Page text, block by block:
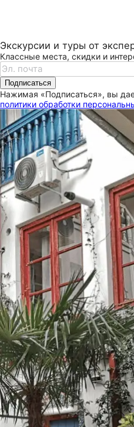
Экскурсии и туры от
Классные места, скидки и
Подписаться
Нажимая «Подписаться», вы
политики обработки